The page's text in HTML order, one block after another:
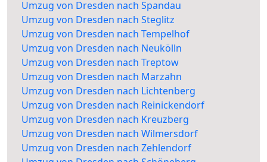
Umzug von Dresden nach Spandau
Umzug von Dresden nach Steglitz
Umzug von Dresden nach Tempelhof
Umzug von Dresden nach Neukölln
Umzug von Dresden nach Treptow
Umzug von Dresden nach Marzahn
Umzug von Dresden nach Lichtenberg
Umzug von Dresden nach Reinickendorf
Umzug von Dresden nach Kreuzberg
Umzug von Dresden nach Wilmersdorf
Umzug von Dresden nach Zehlendorf